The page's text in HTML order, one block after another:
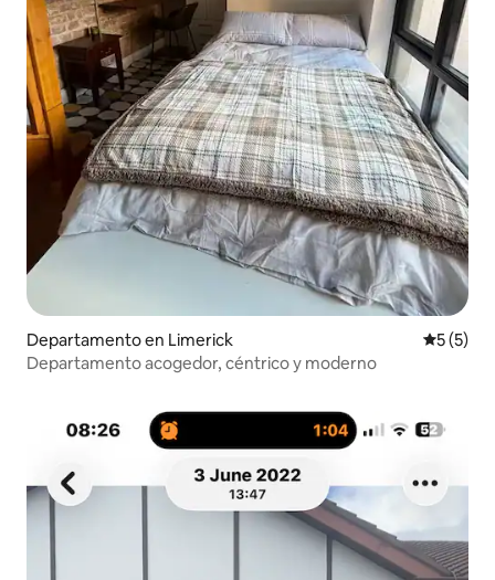
Departamento en Limerick
5 (5)
Departamento acogedor, céntrico y moderno